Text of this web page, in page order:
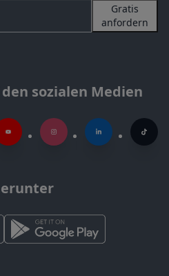
Gratis
anfordern
sozialen Medien